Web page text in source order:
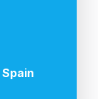
Spain